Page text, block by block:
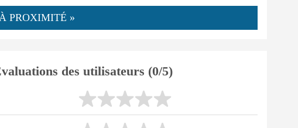
PROXIMITÉ »
des utilisateurs (0/5)